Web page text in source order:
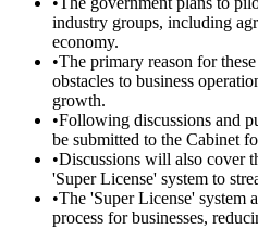
industry groups, including
economy.
•The primary reason for
obstacles to business
growth.
•Following discussions and
be submitted to the Cabinet
•Discussions will also cover
'Super License' system to
•The 'Super License' system
process for businesses,